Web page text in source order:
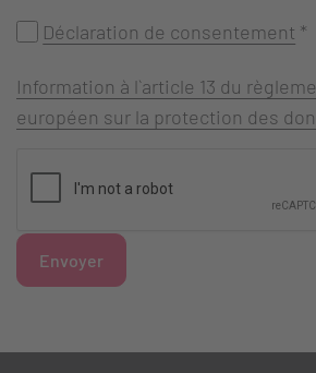
Déclaration de consentement *
Information à l`article 13 du
européen sur la protection des
Envoyer